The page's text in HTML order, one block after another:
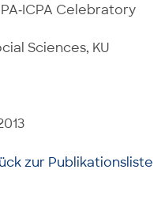
Celebratory
Sciences, KU
zur Publikationsliste